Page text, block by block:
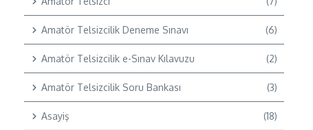
Amatör Telsizcilik Deneme Sınavı (6)
Amatör Telsizcilik e-Sınav Kılavuzu (2)
Amatör Telsizcilik Soru Bankası (3)
Asayiş (18)